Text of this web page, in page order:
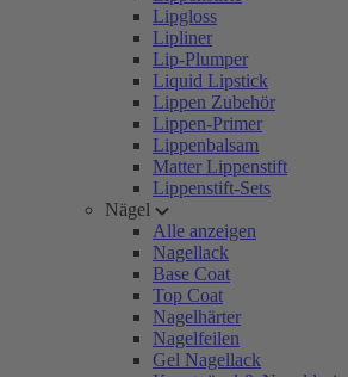
Lipgloss
Lipliner
Lip-Plumper
Liquid Lipstick
Lippen Zubehör
Lippen-Primer
Lippenbalsam
Matter Lippenstift
Lippenstift-Sets
Nägel
Alle anzeigen
Nagellack
Base Coat
Top Coat
Nagelhärter
Nagelfeilen
Gel Nagellack